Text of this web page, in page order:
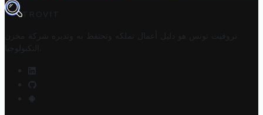
TROVIT
تروفيت تونس هو دليل أعمال تملكه وتحتفظ به وتديره
شركة مخزن
التكنولوجيا